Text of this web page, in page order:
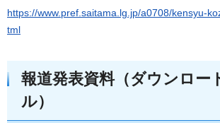
https://www.pref.saitama.lg.jp/a0708/kensyu-
tml
報道発表資料（ダウンロー
ル）